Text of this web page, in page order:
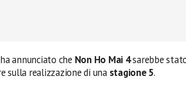
annunciato che Non Ho Mai 4sarebbe
sulla realizzazione di una stagione 5.